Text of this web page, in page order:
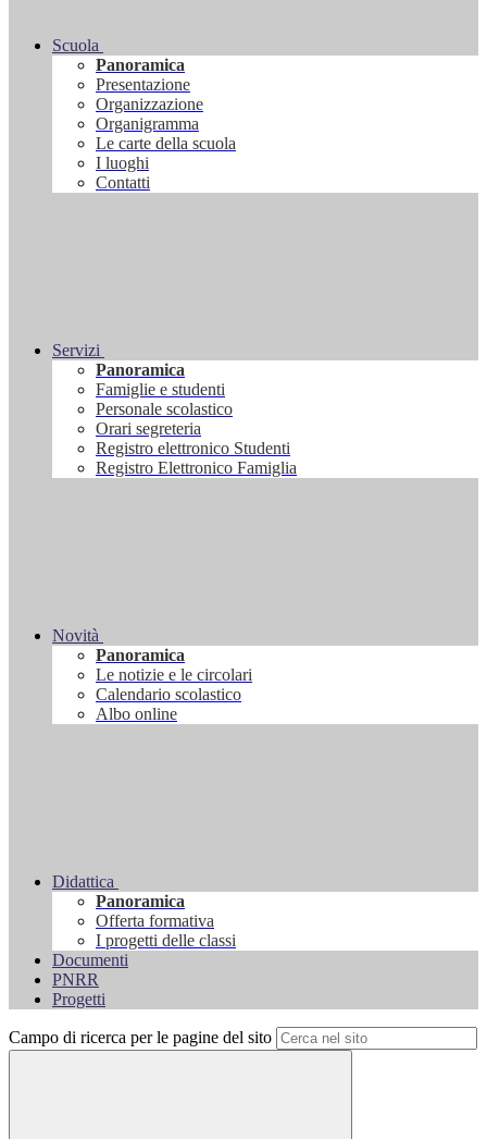
Scuola
Panoramica
Presentazione
Organizzazione
Organigramma
Le carte della scuola
I luoghi
Contatti
Servizi
Panoramica
Famiglie e studenti
Personale scolastico
Orari segreteria
Registro elettronico Studenti
Registro Elettronico Famiglia
Novità
Panoramica
Le notizie e le circolari
Calendario scolastico
Albo online
Didattica
Panoramica
Offerta formativa
I progetti delle classi
Documenti
PNRR
Progetti
Campo di ricerca per le pagine del sito